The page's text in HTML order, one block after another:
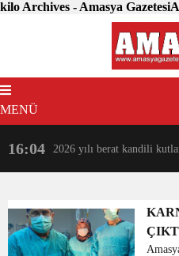
kilo Archives - Amasya
MENÜ
16:04 2026 yılı berat kandili